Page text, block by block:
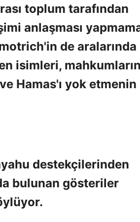
toplum tarafından
anlaşması
de aralarında
isimleri, mahkumların
Hamas'ı yok etmenin
destekçilerinden
bulunan gösteriler